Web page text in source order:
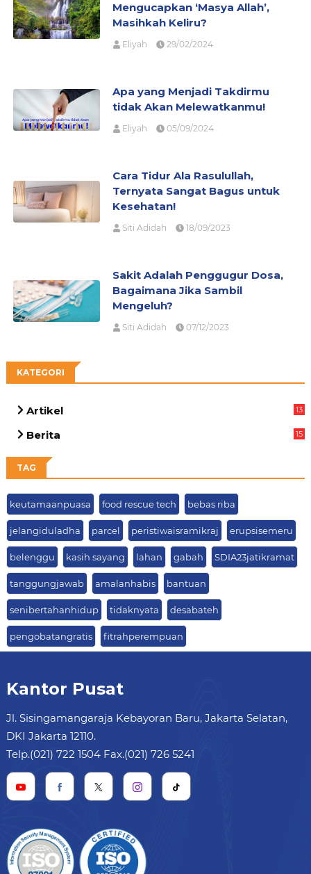
Mengucapkan ‘Masya Allah’,
Masihkah Keliru?
Eliyah 29/02/2024
Apa yang Menjadi Takdirmu
tidak Akan Melewatkanmu!
Eliyah 05/09/2024
Cara Tidur Ala Rasulullah,
Ternyata Sangat Bagus untuk
Kesehatan!
Siti Adidah 18/09/2023
Sakit Adalah Penggugur Dosa,
Bagaimana Jika Sambil
Mengeluh?
Siti Adidah 07/12/2023
KATEGORI
Artikel
13
Berita
15
TAG
keutamaanpuasa food rescue tech bebas riba
jelangiduladha parcel peristiwaisramikraj erupsisemeru
belenggu kasih sayang lahan gabah SDIA23jatikramat
tanggungjawab amalanhabis bantuan
senibertahanhidup tidaknyata desabateh
pengobatangratis fitrahperempuan
Kantor Pusat
Jl. Sisingamangaraja Kebayoran Baru, Jakarta Selatan,
DKI Jakarta 12110.
Telp.(021) 722 1504 Fax.(021) 726 5241